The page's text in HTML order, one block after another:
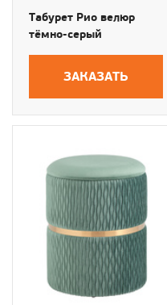
Табурет Рио велюр
тёмно-серый
ЗАКАЗАТЬ